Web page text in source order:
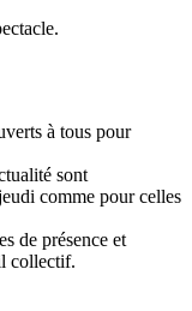
à tous pour
sont
comme pour celles
de présence et
collectif.